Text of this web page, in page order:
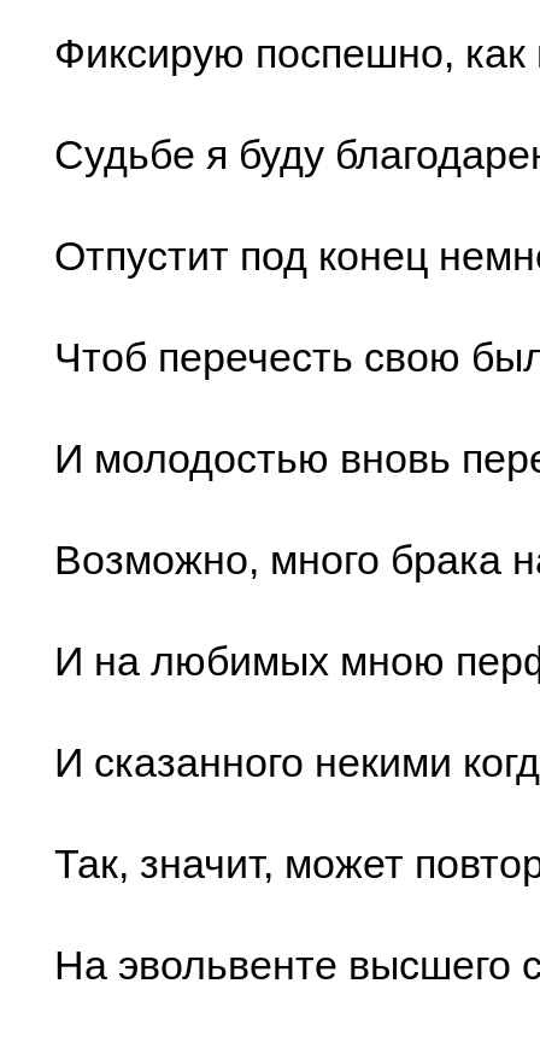
Фиксирую поспешно,
Судьбе я буду
Отпустит под конец
Чтоб перечесть свою
И молодостью вновь
Возможно, много брака
И на любимых мною
И сказанного некими
Так, значит, может
На эвольвенте высшего